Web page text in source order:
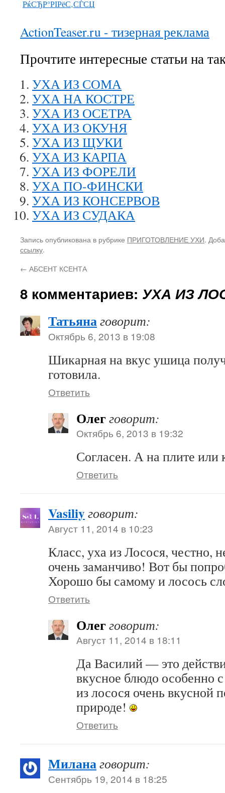
РќСЂР°РІРёС‚СЃСЏ
ActionTeaser.ru - тизерная реклама
Прочтите интересные статьи на
УХА ИЗ СОМА
УХА НА КОСТРЕ
УХА ИЗ ОСЕТРА
УХА ИЗ ОКУНЯ
УХА ИЗ ЩУКИ
УХА ИЗ КАРПА
УХА ИЗ ФОРЕЛИ
УХА ПО-ФИНСКИ
УХА ИЗ КОНСЕРВОВ
УХА ИЗ СУДАКА
Запись опубликована в рубрике ПРИГОТОВЛЕНИЕ УХИ.
ссылку.
← АБСЕНТ КСЕНТА
8 комментариев: УХА ИЗ
Татьянаговорит:
Октябрь 6, 2013 в 19:08
Шикарная на вкус ушица
готовила.
Ответить
Олегговорит:
Октябрь 6, 2013 в 19:32
Согласен. А на плите или
Ответить
Vasiliyговорит:
Август 11, 2014 в 10:23
Класс, уха из Лосося, честно,
очень заманчиво! Вот бы
Хорошо бы самому и лосось
Ответить
Олегговорит:
Август 11, 2014 в 18:11
Да Василий — это
вкусное блюдо особенно
из лосося очень вкусной
природе!
Ответить
Миланаговорит:
Сентябрь 19, 2014 в 18:25